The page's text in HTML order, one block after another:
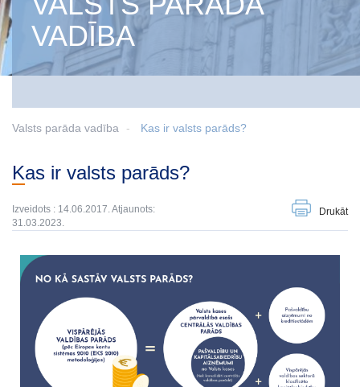
VADĪBA
Valsts parāda vadība Kas ir valsts parāds?
Kas ir valsts parāds?
Izveidots : 14.06.2017. Atjaunots:
31.03.2023.
Drukāt